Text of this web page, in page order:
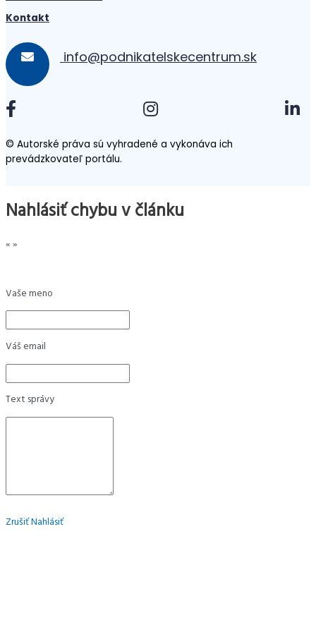
Kontakt
info@podnikatelskecentrum.sk
© Autorské práva sú vyhradené a vykonáva ich
prevádzkovateľ portálu.
Nahlásiť chybu v článku
«»
Vaše meno
Váš email
Text správy
ZrušiťNahlásiť